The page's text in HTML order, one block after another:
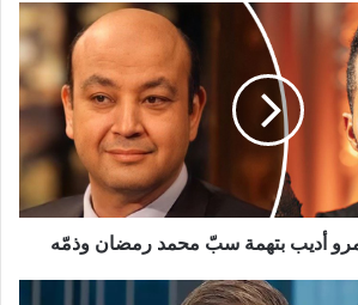
أديب بتهمة سبّ محمد رمضان وذمّه